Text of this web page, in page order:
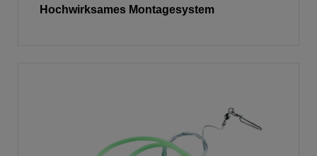
Hochwirksames Montagesystem